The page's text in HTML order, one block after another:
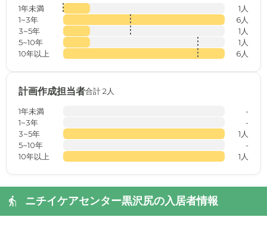
1年未満
1人
1~3年
6人
3~5年
1人
5~10年
1人
10年以上
6人
計画作成担当者合計 2人
1年未満
-
1~3年
-
3~5年
1人
5~10年
-
10年以上
1人
ニチイケアセンター黒沢尻の入居者情報